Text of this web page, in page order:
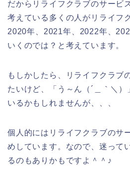
だからリライフクラブのサービ
考えている多くの人がリライフ
2020年、2021年、2022年、
いくのでは？と考えています。
もしかしたら、リライフクラブ
たいけど、「う～ん（´＿｀＼
いるかもしれませんが、、、
個人的にはリライフクラブのサ
めしています。なので、迷って
るのもありかもですよ＾＾♪